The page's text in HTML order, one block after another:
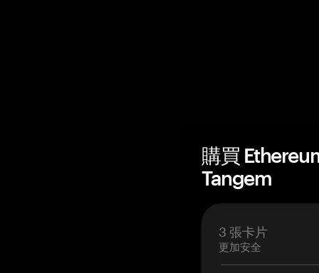
購買
Tangem
3 張卡片
更加安全